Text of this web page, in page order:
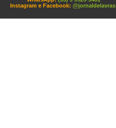
Instagram e Facebook: @jornaldelavras